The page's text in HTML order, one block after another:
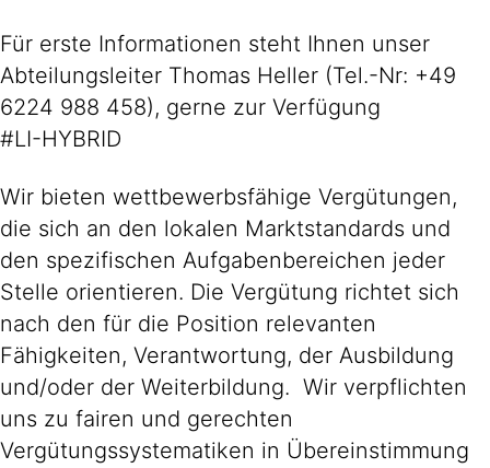
Für erste Informationen steht Ihnen unser
Abteilungsleiter Thomas Heller (Tel.-Nr: +49
6224 988 458), gerne zur Verfügung
#LI-HYBRID
Wir bieten wettbewerbsfähige Vergütungen,
die sich an den lokalen Marktstandards und
den spezifischen Aufgabenbereichen jeder
Stelle orientieren. Die Vergütung richtet sich
nach den für die Position relevanten
Fähigkeiten, Verantwortung, der Ausbildung
und/oder der Weiterbildung. Wir verpflichten
uns zu fairen und gerechten
Vergütungssystematiken in Übereinstimmung